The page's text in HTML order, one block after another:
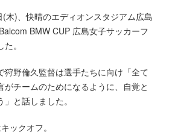
木)、快晴のエディオンスタジアム広島
BMW CUP 広島女子サッカーフ
。
狩野倫久監督は選手たちに向け「全て
がチームのためになるように、自覚と
と話しました。
ックオフ。